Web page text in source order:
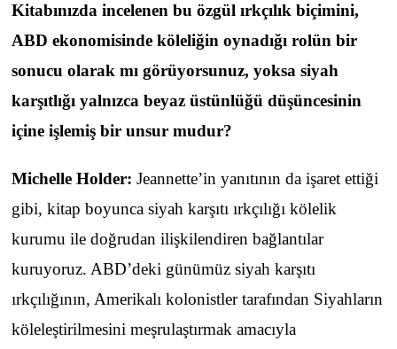
Kitabınızda incelenen bu özgül ırkçılık biçimini,
ABD ekonomisinde köleliğin oynadığı rolün bir
sonucu olarak mı görüyorsunuz, yoksa siyah
karşıtlığı yalnızca beyaz üstünlüğü düşüncesinin
içine işlemiş bir unsur mudur?
Michelle Holder: Jeannette’in yanıtının da işaret ettiği
gibi, kitap boyunca siyah karşıtı ırkçılığı kölelik
kurumu ile doğrudan ilişkilendiren bağlantılar
kuruyoruz. ABD’deki günümüz siyah karşıtı
ırkçılığının, Amerikalı kolonistler tarafından Siyahların
köleleştirilmesini meşrulaştırmak amacıyla